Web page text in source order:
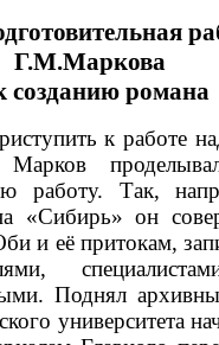
Г.М.Маркова
созданию романа
к работе
работу. Так,
«Сибирь» он
и её притокам,
Поднял
университета